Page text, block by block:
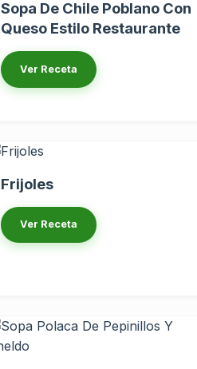
Sopa De Chile Poblano Con
Queso Estilo Restaurante
Ver Receta
Frijoles
Ver Receta